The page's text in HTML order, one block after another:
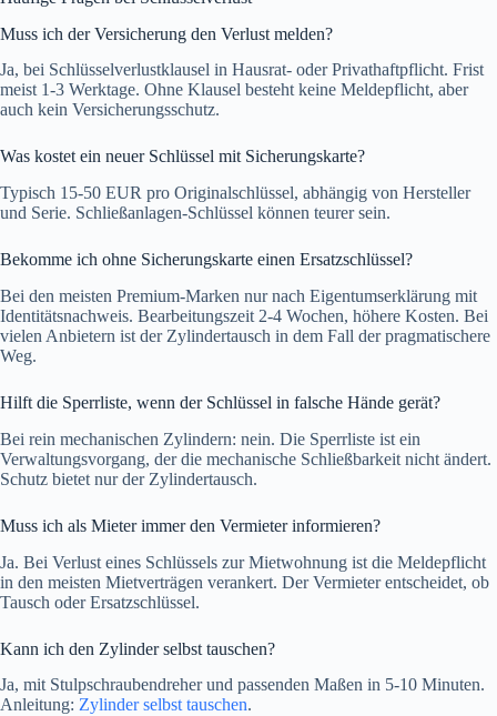
Muss ich der Versicherung den Verlust melden?
Ja, bei Schlüsselverlustklausel in Hausrat- oder Privathaftpflicht. Frist
meist 1-3 Werktage. Ohne Klausel besteht keine Meldepflicht, aber
auch kein Versicherungsschutz.
Was kostet ein neuer Schlüssel mit Sicherungskarte?
Typisch 15-50 EUR pro Originalschlüssel, abhängig von Hersteller
und Serie. Schließanlagen-Schlüssel können teurer sein.
Bekomme ich ohne Sicherungskarte einen Ersatzschlüssel?
Bei den meisten Premium-Marken nur nach Eigentumserklärung mit
Identitätsnachweis. Bearbeitungszeit 2-4 Wochen, höhere Kosten. Bei
vielen Anbietern ist der Zylindertausch in dem Fall der pragmatischere
Weg.
Hilft die Sperrliste, wenn der Schlüssel in falsche Hände gerät?
Bei rein mechanischen Zylindern: nein. Die Sperrliste ist ein
Verwaltungsvorgang, der die mechanische Schließbarkeit nicht ändert.
Schutz bietet nur der Zylindertausch.
Muss ich als Mieter immer den Vermieter informieren?
Ja. Bei Verlust eines Schlüssels zur Mietwohnung ist die Meldepflicht
in den meisten Mietverträgen verankert. Der Vermieter entscheidet, ob
Tausch oder Ersatzschlüssel.
Kann ich den Zylinder selbst tauschen?
Ja, mit Stulpschraubendreher und passenden Maßen in 5-10 Minuten.
Anleitung: Zylinder selbst tauschen.